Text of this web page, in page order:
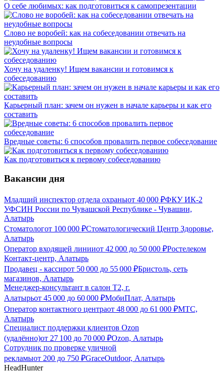
О себе любимых: как подготовиться к самопрезентации
Слово не воробей: как на собеседовании отвечать на
неудобные вопросы
Хочу на удаленку! Ищем вакансии и готовимся к
собеседованию
Карьерный план: зачем он нужен в начале карьеры и как его
составить
Вредные советы: 6 способов провалить первое собеседование
Как подготовиться к первому собеседованию
Вакансии дня
Младший инспектор отдела охраныот 40 000 ₽ФКУ ИК-2
УФСИН России по Чувашской Республике - Чувашии,
Алатырь
Стоматологот 100 000 ₽Стоматологический Центр Здоровье,
Алатырь
Оператор входящей линииот 42 000 до 50 000 ₽Ростелеком
Контакт-центр, Алатырь
Продавец - кассирот 50 000 до 55 000 ₽Бристоль, сеть
магазинов, Алатырь
Менеджер-консультант в салон Т2, г.
Алатырьот 45 000 до 60 000 ₽МобиПлат, Алатырь
Оператор контактного центраот 48 000 до 61 000 ₽МТС,
Алатырь
Специалист поддержки клиентов Ozon
(удалённо)от 27 100 до 70 000 ₽Ozon, Алатырь
Сотрудник по проверке уличной
рекламыот 200 до 750 ₽GraceOutdoor, Алатырь
HeadHunter